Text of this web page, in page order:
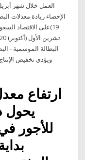
الإحصاء زيادة معدلات
البطالة الموسمية -
ويؤدي تخفيض
يحول
للأجور